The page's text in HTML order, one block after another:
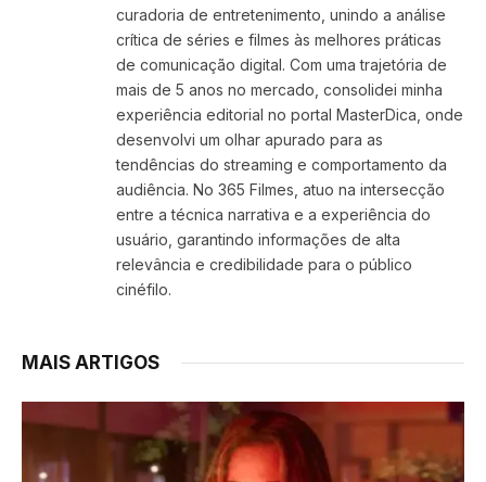
curadoria de entretenimento, unindo a análise
crítica de séries e filmes às melhores práticas
de comunicação digital. Com uma trajetória de
mais de 5 anos no mercado, consolidei minha
experiência editorial no portal MasterDica, onde
desenvolvi um olhar apurado para as
tendências do streaming e comportamento da
audiência. No 365 Filmes, atuo na intersecção
entre a técnica narrativa e a experiência do
usuário, garantindo informações de alta
relevância e credibilidade para o público
cinéfilo.
MAIS ARTIGOS